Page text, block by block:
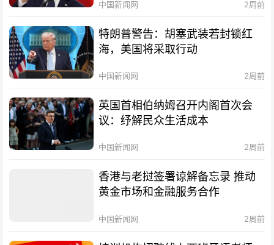
中国新闻网 2周前
特朗普警告：胡塞武装若封锁红
海，美国将采取行动
中国新闻网 2周前
英国首相伯纳姆召开内阁首次会
议：纾解民众生活成本
中国新闻网 2周前
香港与老挝签署谅解备忘录 推动
黄金市场和金融服务合作
中国新闻网 2周前